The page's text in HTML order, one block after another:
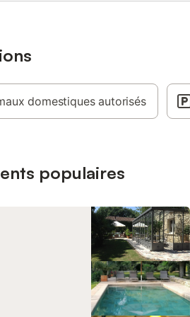
domestiques autorisés
populaires